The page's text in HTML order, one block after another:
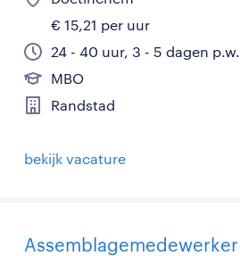
€ 15,21 per uur
24 - 40 uur, 3 - 5 dagen p.w.
MBO
Randstad
bekijk vacature
Assemblagemedewerker